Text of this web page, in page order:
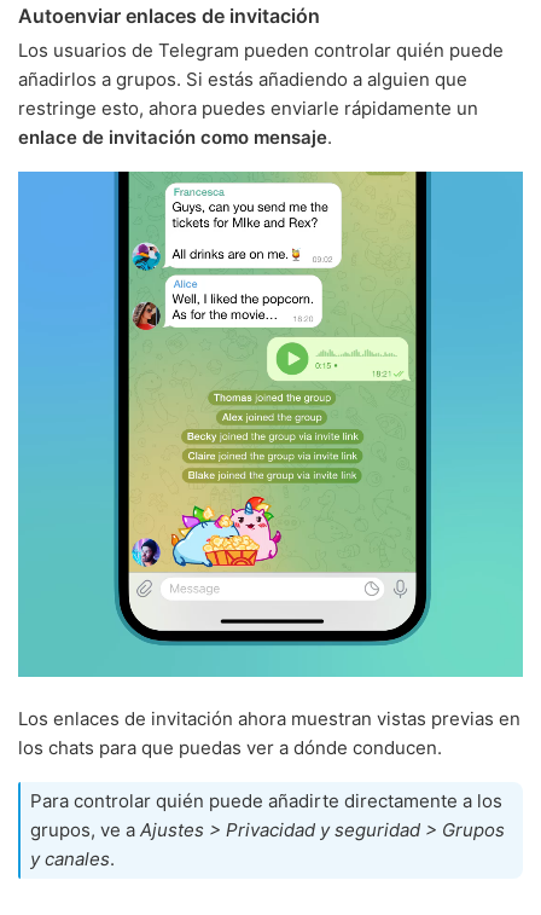
Autoenviar enlaces de invitación
Los usuarios de Telegram pueden controlar quién puede
añadirlos a grupos. Si estás añadiendo a alguien que
restringe esto, ahora puedes enviarle rápidamente un
enlace de invitación como mensaje.
Los enlaces de invitación ahora muestran vistas previas en
los chats para que puedas ver a dónde conducen.
Para controlar quién puede añadirte directamente a los
grupos, ve a Ajustes > Privacidad y seguridad > Grupos
y canales.